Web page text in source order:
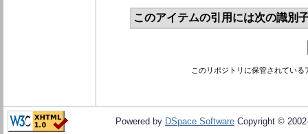
このアイテムの引用には次の識別
このリポジトリに保管されてい
Powered by DSpace Software Copyright ©